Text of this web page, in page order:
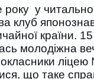
року у
клуб
країни.
молодіжна
що таке